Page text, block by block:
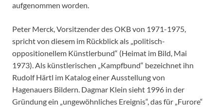
aufgenommen worden.
Peter Merck, Vorsitzender des OKB von 1971-1975,
spricht von diesem im Rückblick als „politisch-
oppositionellem Künstlerbund“ (Heimat im Bild, Mai
1973). Als künstlerischen „Kampfbund“ bezeichnet ihn
Rudolf Härtl im Katalog einer Ausstellung von
Hagenauers Bildern. Dagmar Klein sieht 1996 in der
Gründung ein „ungewöhnliches Ereignis“, das für „Furore“